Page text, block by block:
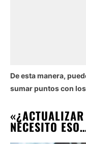
De esta manera,
sumar puntos con
NECESITO